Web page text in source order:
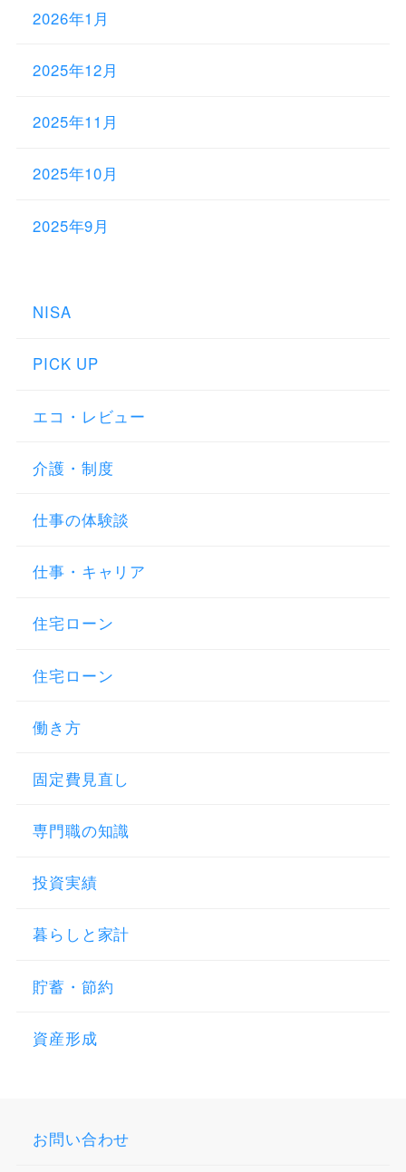
2026年1月
2025年12月
2025年11月
2025年10月
2025年9月
NISA
PICK UP
エコ・レビュー
介護・制度
仕事の体験談
仕事・キャリア
住宅ローン
住宅ローン
働き方
固定費見直し
専門職の知識
投資実績
暮らしと家計
貯蓄・節約
資産形成
お問い合わせ